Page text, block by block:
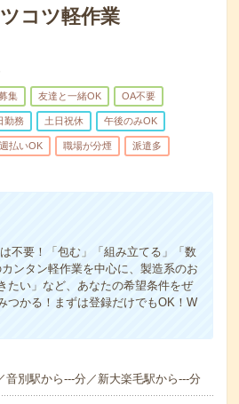
コツ軽作業
集 友達と一緒OK OA不要
勤務 土日祝休 午後のみOK
週払いOK 職場が分煙 派遣多
不要！「包む」「組み立てる」「数
ンタン軽作業を中心に、製造系のお
たい」など、あなたの希望条件をぜ
つかる！まずは登録だけでもOK！W
別駅から---分／新大楽毛駅から---分